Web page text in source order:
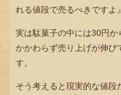
れる値段で売るべきですよ
実は駄菓子の中には30円
かかわらず売り上げが伸び
す。
そう考えると現実的な値段